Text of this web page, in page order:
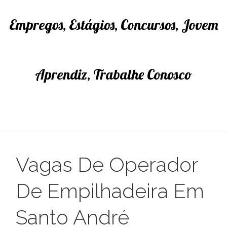
Empregos, Estágios, Concursos, Jovem
Aprendiz, Trabalhe Conosco
Vagas De Operador
De Empilhadeira Em
Santo André